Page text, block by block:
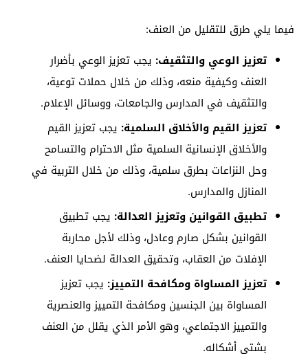
فيما يلي طرق للتقليل من العنف:
تعزيز الوعي والتثقيف: يجب تعزيز الوعي بأضرار
العنف وكيفية منعه، وذلك من خلال حملات توعية،
والتثقيف في المدارس والجامعات، ووسائل الإعلام.
تعزيز القيم والأخلاق السلمية: يجب تعزيز القيم
والأخلاق الإنسانية السلمية مثل الاحترام والتسامح
وحل النزاعات بطرق سلمية، وذلك من خلال التربية في
المنازل والمدارس.
تطبيق القوانين وتعزيز العدالة: يجب تطبيق
القوانين بشكل صارم وعادل، وذلك لأجل محاربة
الإفلات من العقاب، وتحقيق العدالة لضحايا العنف.
تعزيز المساواة ومكافحة التمييز: يجب تعزيز
المساواة بين الجنسين ومكافحة التمييز والعنصرية
والتمييز الاجتماعي، وهو الأمر الذي يقلل من العنف
بشتى أشكاله.